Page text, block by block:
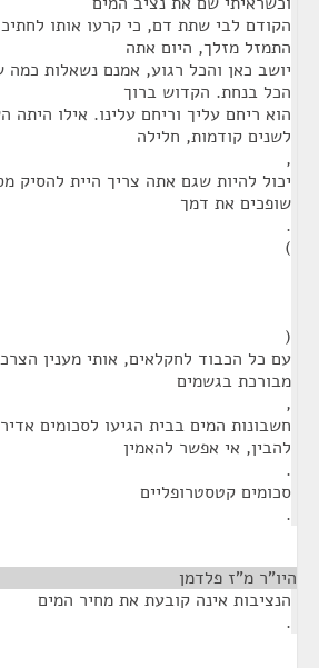
הקודם לבי שתת דם, כי קרעו אותו
התמזל מזלך, היום אתה
יושב כאן והכל רגוע, אמנם נשאלות
הכל בנחת. הקדוש ברוך
הוא ריחם עליך וריחם עלינו. אילו
לשנים קודמות, חלילה
,
יכול להיות שגם אתה צריך היית להסיק
שופכים את דמך
.
)
(
עם כל הכבוד לחקלאים, אותי מענין
מבורכת בגשמים
,
חשבונות המים בבית הגיעו לסכומים
להבין, אי אפשר להאמין
.
סכומים קטסטרופליים
.
היו"ר מ"ז פלדמן
הנציבות אינה קובעת את מחיר המים
.